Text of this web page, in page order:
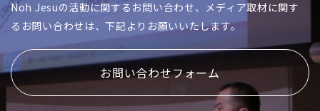
Noh Jesuの活動に関するお問い合わせ、メディア取材に関す
るお問い合わせは、下記よりお願いいたします。
お問い合わせフォーム